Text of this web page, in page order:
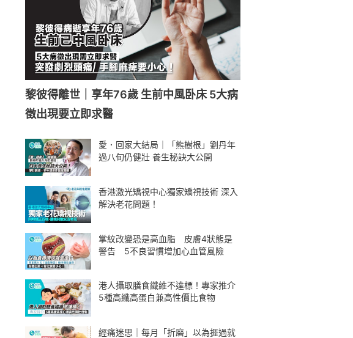
黎彼得離世｜享年76歲 生前中風卧床 5大病
徵出現要立即求醫
愛．回家大結局｜「熊樹根」劉丹年
過八旬仍健壯 養生秘訣大公開
香港激光矯視中心獨家矯視技術 深入
解決老花問題！
掌紋改變恐是高血脂 皮膚4狀態是
警告 5不良習慣增加心血管風險
港人攝取膳食纖維不達標！專家推介
5種高纖高蛋白兼高性價比食物
經痛迷思｜每月「折磨」以為捱過就